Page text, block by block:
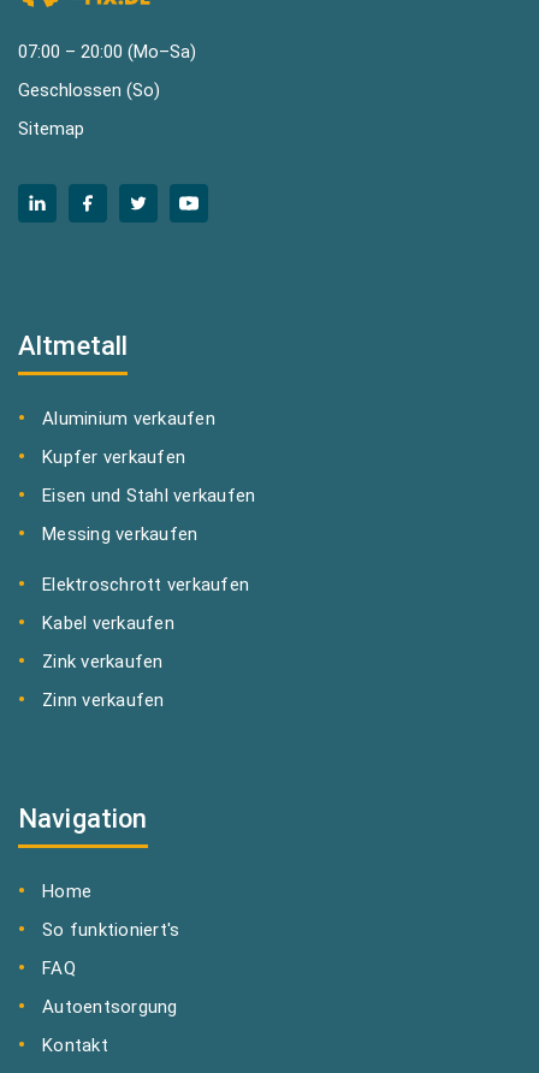
07:00 – 20:00 (Mo–Sa)
Geschlossen (So)
Sitemap
Altmetall
Aluminium verkaufen
Kupfer verkaufen
Eisen und Stahl verkaufen
Messing verkaufen
Elektroschrott verkaufen
Kabel verkaufen
Zink verkaufen
Zinn verkaufen
Navigation
Home
So funktioniert's
FAQ
Autoentsorgung
Kontakt